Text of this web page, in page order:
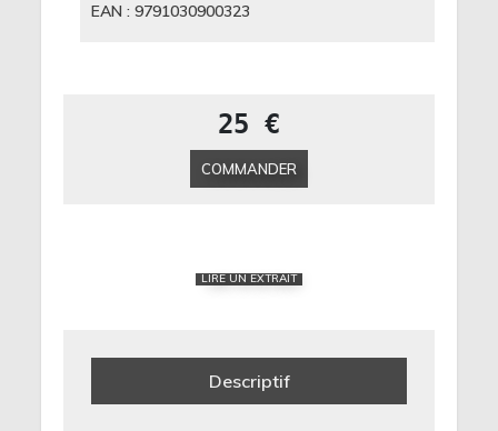
EAN : 9791030900323
25 €
COMMANDER
LIRE UN EXTRAIT
Descriptif